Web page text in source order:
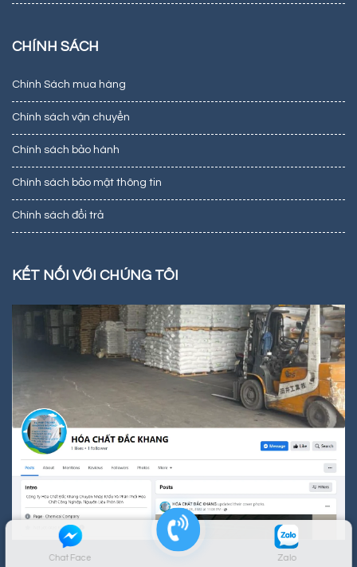
Chat Face Zalo
CHÍNH SÁCH
Chính Sách mua hàng
Chính sách vận chuyển
Chính sách bảo hành
Chính sách bảo mật thông tin
Chính sách đổi trả
KẾT NỐI VỚI CHÚNG TÔI